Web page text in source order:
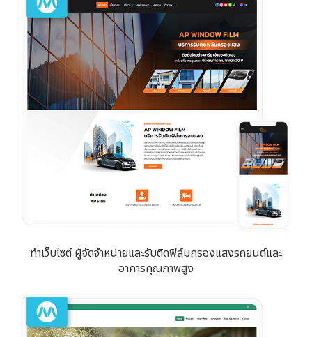
ทำเว็บไซต์ ผู้จัดจำหน่ายและรับติดฟิล์มกรองแสงรถยนต์และ
อาคารคุณภาพสูง